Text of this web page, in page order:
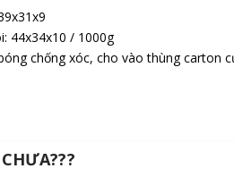
44x34x10 / 1000g
chống xóc, cho vào thùng carton